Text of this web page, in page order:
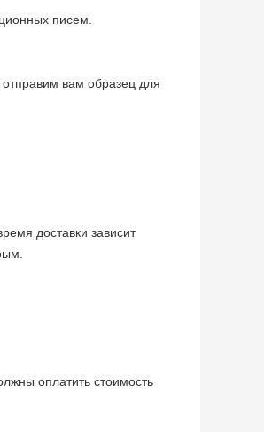
писем.
вам образец для
доставки зависит
оплатить стоимость